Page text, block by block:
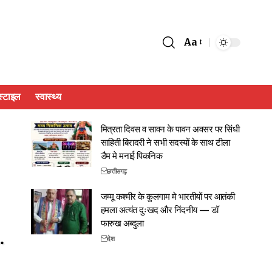
Aa
स्वास्थ्य
मित्रता दिवस व सावन के पावन अवसर पर सिंधी
साहिती बिरादरी ने सभी सदस्यों के साथ टीला
डैम मे मनाई पिकनिक
छत्तीसगढ़
जम्मू कश्मीर के कुलगाम मे भारतीयों पर आतंकी
हमला अत्यंत दुःखद और निंदनीय — डॉ
फारुख अब्दुला
देश